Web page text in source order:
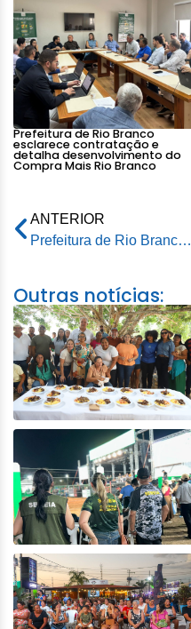
Prefeitura de Rio Branco
esclarece contratação e
detalha desenvolvimento do
Compra Mais Rio Branco
ANTERIOR
Prefeitura de Rio Branco promove palestra sobre equilíbrio financeiro durante a Semana do Servidor Público
Outras notícias: